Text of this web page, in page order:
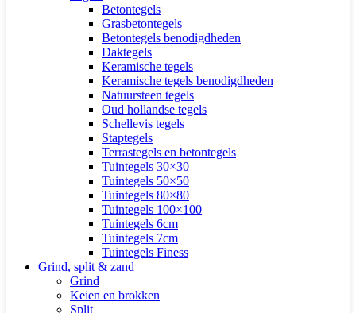
Betontegels
Grasbetontegels
Betontegels benodigdheden
Daktegels
Keramische tegels
Keramische tegels benodigdheden
Natuursteen tegels
Oud hollandse tegels
Schellevis tegels
Staptegels
Terrastegels en betontegels
Tuintegels 30×30
Tuintegels 50×50
Tuintegels 80×80
Tuintegels 100×100
Tuintegels 6cm
Tuintegels 7cm
Tuintegels Finess
Grind, split & zand
Grind
Keien en brokken
Split